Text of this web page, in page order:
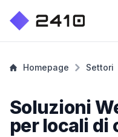
Homepage Settori
Soluzioni
per locali di